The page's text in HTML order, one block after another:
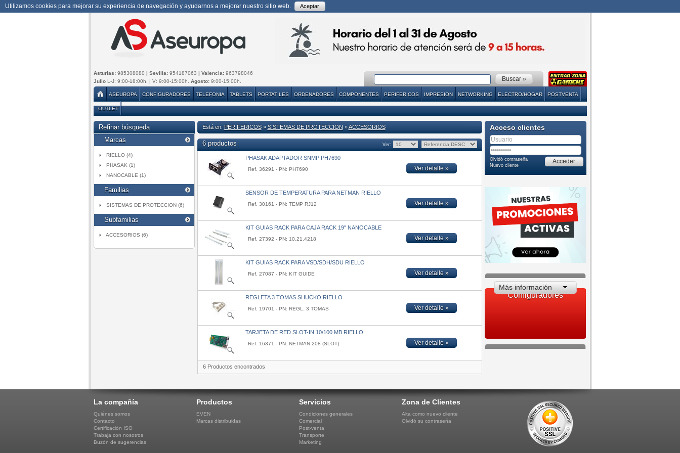
Utilizamos cookies para mejorar su experiencia de navegación y ayudarnos a mejorar nuestro sitio web. Aceptar
Asturias: 985308080 | Sevilla: 954187063 | Valencia: 963798046
JulioL-J: 9:00-18:00h. | V: 9:00-15:00h. Agosto:9:00-15:00h.
ASEUROPA CONFIGURADORES TELEFONIA TABLETS PORTATILES ORDENADORES COMPONENTES PERIFERICOS IMPRESION NETWORKING ELECTRO/HOGAR POSTVENTA
OUTLET
Refinar búsqueda
Marcas
RIELLO (4)
PHASAK (1)
NANOCABLE (1)
Familias
SISTEMAS DE PROTECCION (6)
Subfamilias
ACCESORIOS (6)
Está en: PERIFERICOS» SISTEMAS DE PROTECCION »ACCESORIOS
6 productos Ver:
PHASAK ADAPTADOR SNMP PH7690
Ref. 36291 - PN: PH7690 Ver detalle »
SENSOR DE TEMPERATURA PARA NETMAN RIELLO
Ref. 30161 - PN: TEMP RJ12 Ver detalle »
KIT GUIAS RACK PARA CAJA RACK 19" NANOCABLE
Ref. 27392 - PN: 10.21.4218 Ver detalle »
KIT GUIAS RACK PARA VSD/SDH/SDU RIELLO
Ref. 27087 - PN: KIT GUIDE Ver detalle »
REGLETA 3 TOMAS SHUCKO RIELLO
Ref. 19701 - PN: REGL. 3 TOMAS Ver detalle »
TARJETA DE RED SLOT-IN 10/100 MB RIELLO
Ref. 16371 - PN: NETMAN 208 (SLOT) Ver detalle »
6 Productos encontrados
Acceso clientes
Olvidó contraseña
Nuevo cliente
Configuradores
Más información
La compañía
Quiénes somos
Contacto
Certificación ISO
Trabaja con nosotros
Buzón de sugerencias
Productos
EVEN
Marcas distribuidas
Servicios
Condiciones generales
Comercial
Post-venta
Transporte
Marketing
Zona de Clientes
Alta como nuevo cliente
Olvidó su contraseña